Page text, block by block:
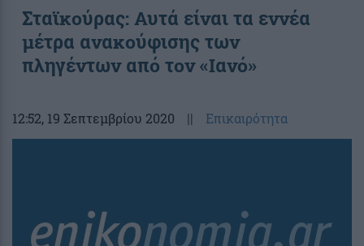
Σταϊκούρας: Αυτά είναι τα εννέα
μέτρα ανακούφισης των
πληγέντων από τον «Ιανό»
12:52, 19 Σεπτεμβρίου 2020 || Επικαιρότητα